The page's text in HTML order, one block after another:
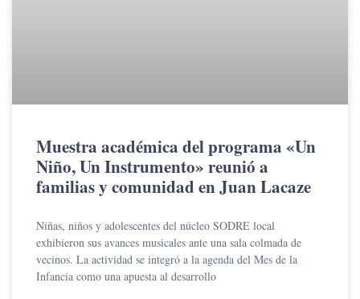
Muestra académica del programa «Un
Niño, Un Instrumento» reunió a
familias y comunidad en Juan Lacaze
Niñas, niños y adolescentes del núcleo SODRE local
exhibieron sus avances musicales ante una sala colmada de
vecinos. La actividad se integró a la agenda del Mes de la
Infancia como una apuesta al desarrollo